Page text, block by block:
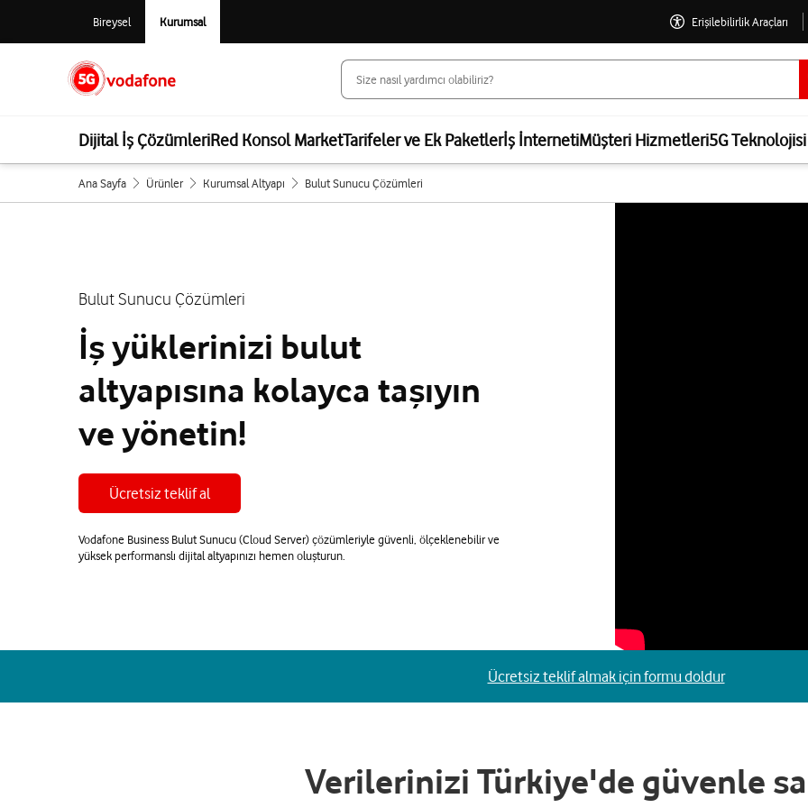
Bireysel Kurumsal Erişilebilirlik Araçları
Dijital İş ÇözümleriRed Konsol MarketTarifeler ve Ek Paketlerİş İnternetiMüşteri Hizmetleri5G Teknolojisi
Ana Sayfa Ürünler Kurumsal Altyapı Bulut Sunucu Çözümleri
Bulut Sunucu Çözümleri
İş yüklerinizi bulut
altyapısına kolayca taşıyın
ve yönetin!
Ücretsiz teklif al
Vodafone Business Bulut Sunucu (Cloud Server) çözümleriyle güvenli, ölçeklenebilir ve
yüksek performanslı dijital altyapınızı hemen oluşturun.
Ücretsiz teklif almak için formu doldur
Verilerinizi Türkiye'de güvenle